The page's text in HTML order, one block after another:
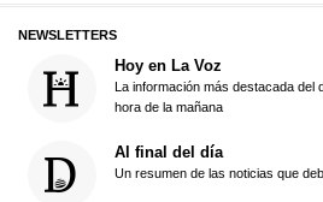
NEWSLETTERS
Hoy en La Voz
La información más destacada
hora de la mañana
Al final del día
Un resumen de las noticias que